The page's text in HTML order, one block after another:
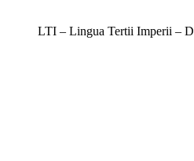
LTI – Lingua Tertii Imperii –